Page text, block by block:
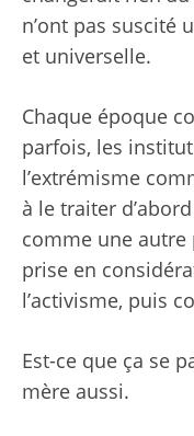
n’ont pas suscité
et universelle.
Chaque époque
parfois, les
l’extrémisme
à le traiter
comme une autre
prise en
l’activisme, puis
Est-ce que ça se
mère aussi.